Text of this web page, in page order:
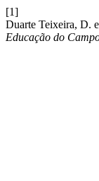
[1]
Duarte Teixeira, D.
Educação do